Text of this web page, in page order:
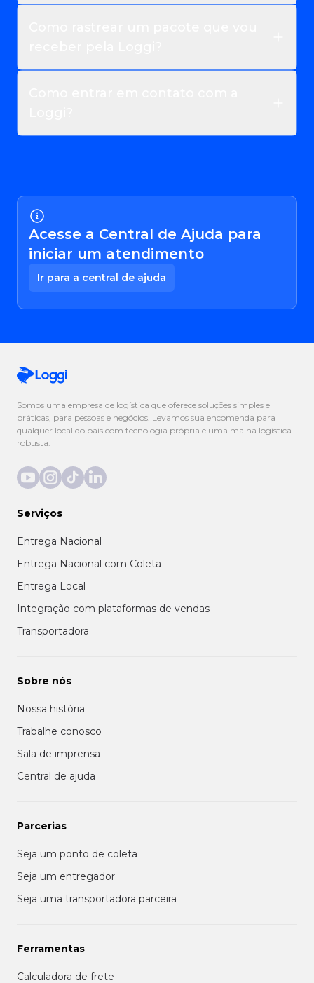
Acesse a Central de Ajuda para
iniciar um atendimento
Ir para a central de ajuda
Somos uma empresa de logística que oferece soluções simples e
práticas, para pessoas e negócios. Levamos sua encomenda para
qualquer local do país com tecnologia própria e uma malha logística
robusta.
Serviços
Entrega Nacional
Entrega Nacional com Coleta
Entrega Local
Integração com plataformas de vendas
Transportadora
Sobre nós
Nossa história
Trabalhe conosco
Sala de imprensa
Central de ajuda
Parcerias
Seja um ponto de coleta
Seja um entregador
Seja uma transportadora parceira
Ferramentas
Calculadora de frete